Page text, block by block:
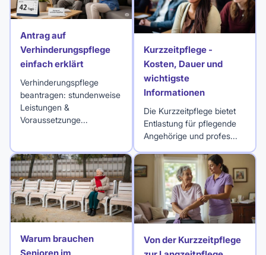
Antrag auf
Verhinderungspflege
einfach erklärt
Verhinderungspflege
beantragen: stundenweise
Leistungen &
Voraussetzunge...
Kurzzeitpflege -
Kosten, Dauer und
wichtigste
Informationen
Die Kurzzeitpflege bietet
Entlastung für pflegende
Angehörige und profes...
Warum brauchen
Senioren im
Von der Kurzzeitpflege